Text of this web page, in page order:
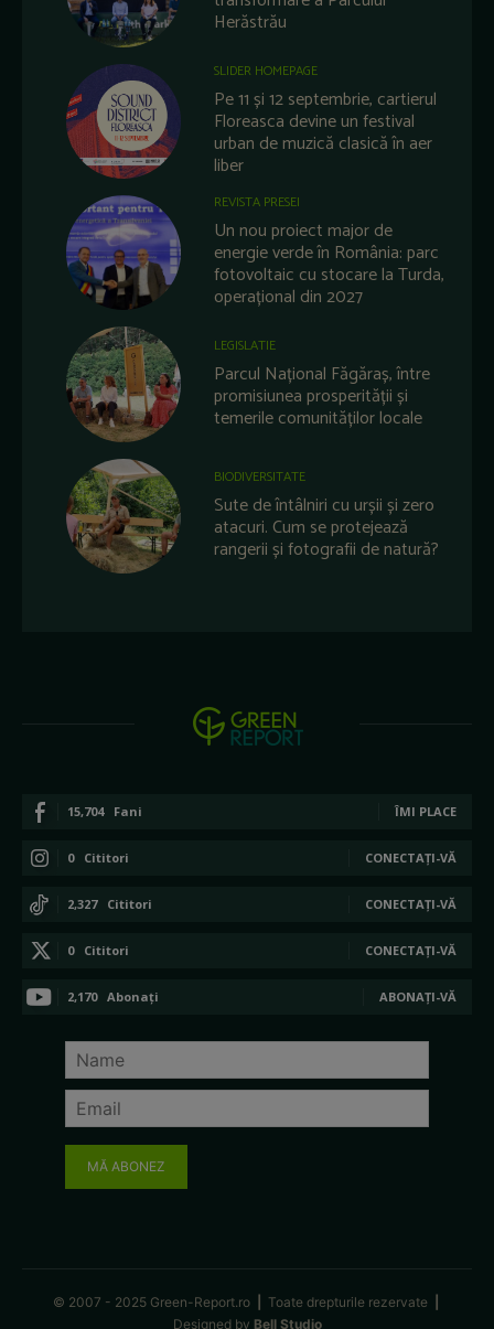
Herăstrău
SLIDER HOMEPAGE
Pe 11 și 12 septembrie, cartierul
Floreasca devine un festival
urban de muzică clasică în aer
liber
REVISTA PRESEI
Un nou proiect major de
energie verde în România: parc
fotovoltaic cu stocare la Turda,
operațional din 2027
LEGISLATIE
Parcul Național Făgăraș, între
promisiunea prosperității și
temerile comunităților locale
BIODIVERSITATE
Sute de întâlniri cu urșii și zero
atacuri. Cum se protejează
rangerii și fotografii de natură?
15,704 Fani ÎMI PLACE
0 Cititori CONECTAȚI-VĂ
2,327 Cititori CONECTAȚI-VĂ
0 Cititori CONECTAȚI-VĂ
2,170 Abonați ABONAȚI-VĂ
MĂ ABONEZ
© 2007 - 2025 Green-Report.ro Toate drepturile rezervate
Designed by Bell Studio